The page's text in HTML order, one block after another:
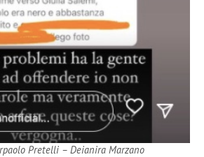
Pretelli – Deianira Marzano